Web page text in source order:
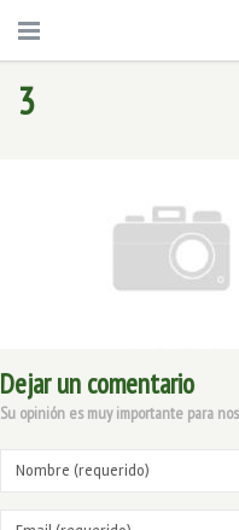
3
Dejar un comentario
Su opinión es muy importante para